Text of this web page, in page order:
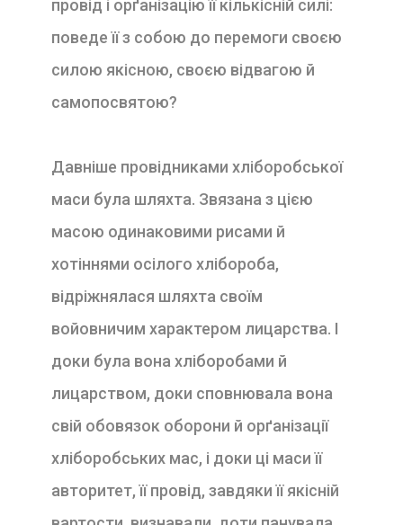
провід і орґанізацію її кількісній силі:
поведе її з собою до перемоги своєю
силою якісною, своєю відвагою й
самопосвятою?
Давніше провідниками хліборобської
маси була шляхта. Звязана з цією
масою одинаковими рисами й
хотіннями осілого хлібороба,
відріжнялася шляхта своїм
войовничим характером лицарства. І
доки була вона хліборобами й
лицарством, доки сповнювала вона
свій обовязок оборони й орґанізації
хліборобських мас, і доки ці маси її
авторитет, її провід, завдяки її якісній